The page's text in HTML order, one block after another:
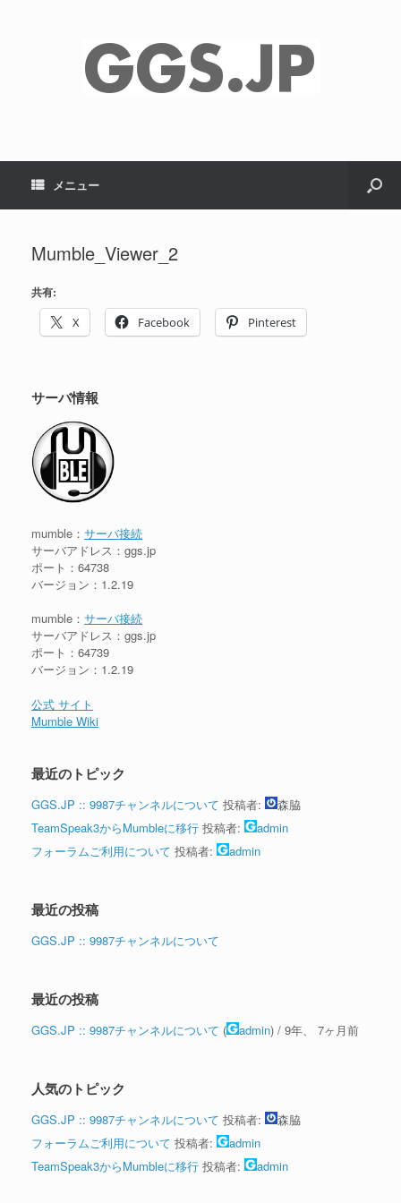
メニュー
Mumble_Viewer_2
共有:
X
Facebook Pinterest
サーバ情報
mumble： サーバ接続
サーバアドレス：ggs.jp
ポート：64738
バージョン：1.2.19
mumble： サーバ接続
サーバアドレス：ggs.jp
ポート：64739
バージョン：1.2.19
公式 サイト
Mumble Wiki
最近のトピック
GGS.JP :: 9987チャンネルについて 投稿者:
森脇
TeamSpeak3からMumbleに移行 投稿者:
admin
フォーラムご利用について 投稿者: admin
最近の投稿
GGS.JP :: 9987チャンネルについて
最近の投稿
GGS.JP :: 9987チャンネルについて ( admin) / 9年、 7ヶ月前
人気のトピック
GGS.JP :: 9987チャンネルについて 投稿者:
森脇
フォーラムご利用について 投稿者:
admin
TeamSpeak3からMumbleに移行 投稿者: admin